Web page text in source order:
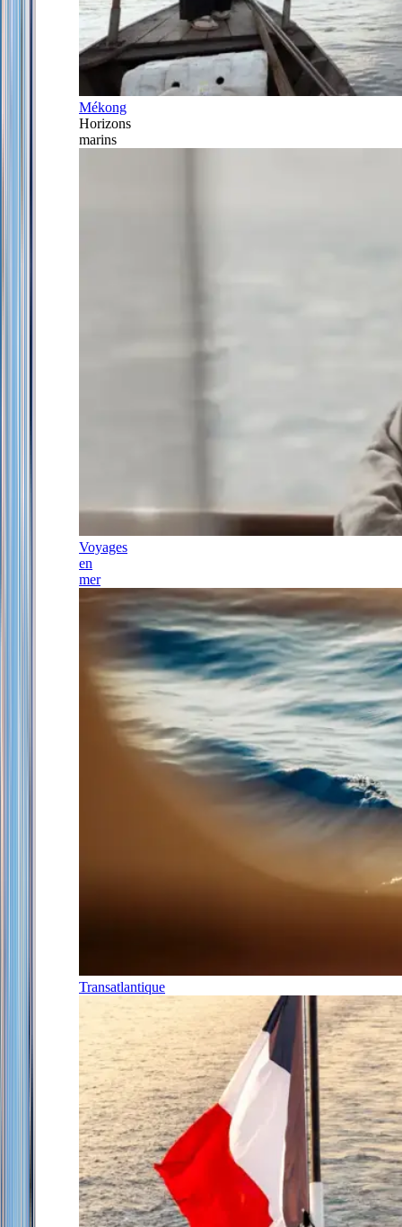
Mékong
Horizons
marins
Voyages
en
mer
Transatlantique